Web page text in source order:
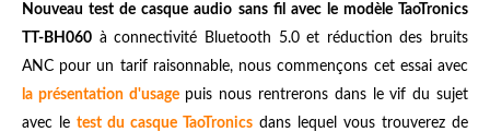
Nouveau test de casque audio sans fil avec le modèle TaoTronics
TT-BH060 à connectivité Bluetooth 5.0 et réduction des bruits
ANC pour un tarif raisonnable, nous commençons cet essai avec
la présentation d'usagepuis nous rentrerons dans le vif du sujet
avec le test du casque TaoTronics dans lequel vous trouverez de